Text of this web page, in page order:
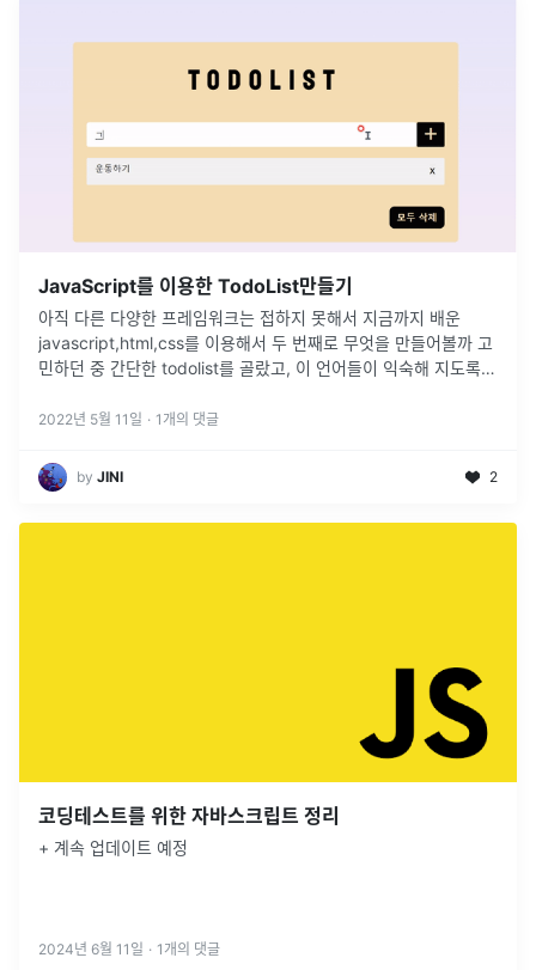
JavaScript를 이용한 TodoList만들기
아직 다른 다양한 프레임워크는 접하지 못해서 지금까지 배운
javascript,html,css를 이용해서 두 번째로 무엇을 만들어볼까 고
민하던 중 간단한 todolist를 골랐고, 이 언어들이 익숙해 지도록
2022년 5월 11일 · 1 개의 댓글
by JINI 2
코딩테스트를 위한 자바스크립트 정리
+ 계속 업데이트 예정
2024년 6월 11일 · 1 개의 댓글